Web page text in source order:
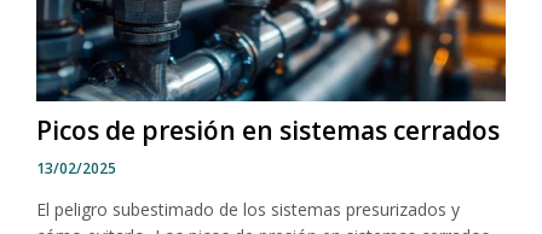
Picos de presión en sistemas cerrados
13/02/2025
El peligro subestimado de los sistemas presurizados y